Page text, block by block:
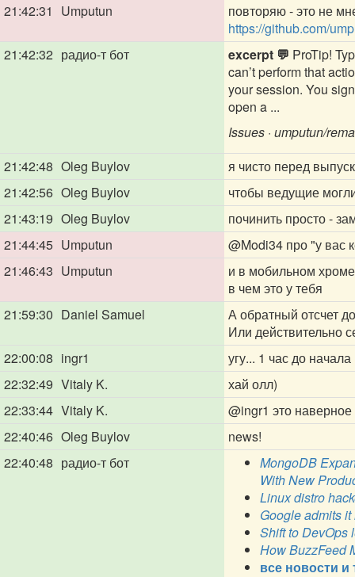
21:42:31
Umputun
повторяю - это не
https://github.com/
21:42:32 радио-т бот excerpt 💬 ProTip!
can’t perform that
your session. You
open a ...
Issues · umputun/
21:42:48 Oleg Buylov
я чисто перед
21:42:56 Oleg Buylov
чтобы ведущие
21:43:19 Oleg Buylov
починить просто -
21:44:45 Umputun @Modi34 про "у вас
21:46:43 Umputun
и в мобильном
в чем это у тебя
21:59:30 Daniel Samuel
А обратный отсчет
Или действительно
22:00:08 ingr1
угу... 1 час до начала
22:32:49 Vitaly K.
хай олл)
22:33:44 Vitaly K. @ingr1 это
22:40:46 Oleg Buylov
news!
22:40:48 радио-т бот
MongoDB
With New
Linux distro
Google admits
Shift to DevOps
How BuzzFeed
все новости